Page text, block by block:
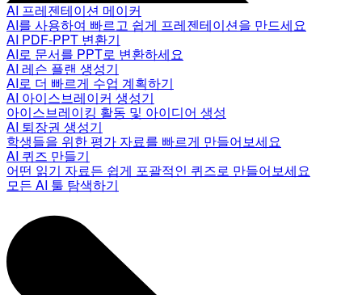
AI 프레젠테이션 메이커
AI를 사용하여 빠르고 쉽게 프레젠테이션을 만드세요
AI PDF-PPT 변환기
AI로 문서를 PPT로 변환하세요
AI 레슨 플랜 생성기
AI로 더 빠르게 수업 계획하기
AI 아이스브레이커 생성기
아이스브레이킹 활동 및 아이디어 생성
AI 퇴장권 생성기
학생들을 위한 평가 자료를 빠르게 만들어보세요
AI 퀴즈 만들기
어떤 읽기 자료든 쉽게 포괄적인 퀴즈로 만들어보세요
모든 AI 툴 탐색하기